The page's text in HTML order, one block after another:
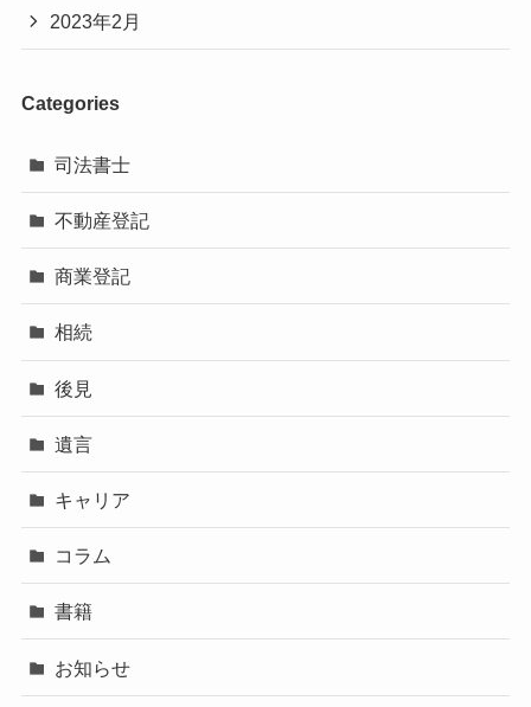
2023年2月
Categories
司法書士
不動産登記
商業登記
相続
後見
遺言
キャリア
コラム
書籍
お知らせ